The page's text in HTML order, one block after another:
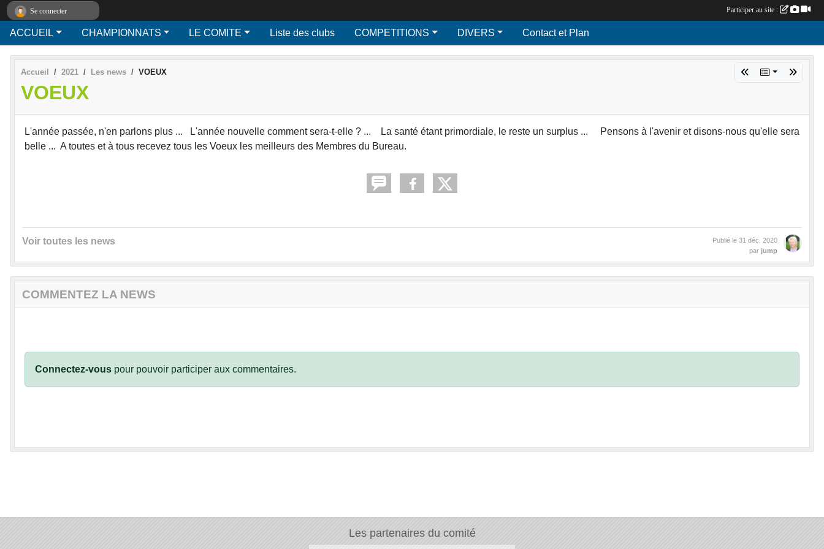
ACCUEIL CHAMPIONNATS LE COMITE Liste des clubs COMPETITIONS DIVERS Contact et Plan
Accueil 2021 Les news VOEUX
VOEUX
L'année passée, n'en parlons plus ... L'année nouvelle comment sera-t-elle ? ... La santé étant primordiale, le reste un surplus ... Pensons à l'avenir et disons-nous qu'elle sera
belle ... A toutes et à tous recevez tous les Voeux les meilleurs des Membres du Bureau.
Voir toutes les news Publié le 31 déc. 2020
par jump
COMMENTEZ LA NEWS
Connectez-vous pour pouvoir participer aux commentaires.
Les partenaires du comité
Se connecter Participer au site :
Panneau de gestion des cookies